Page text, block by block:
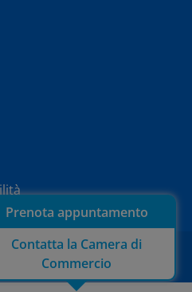
Prenota appuntamento
Contatta la Camera di
Commercio
sito Area Riservata